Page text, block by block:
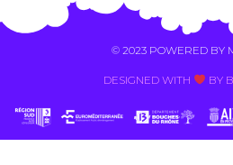
© 2023 POWERED BY
DESIGNED WITH BY